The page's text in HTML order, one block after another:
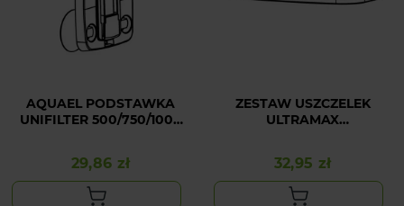
AQUAEL PODSTAWKA
UNIFILTER 500/750/1000
Cena
29,86 zł
ZESTAW USZCZELEK
ULTRAMAX
Cena
32,95 zł